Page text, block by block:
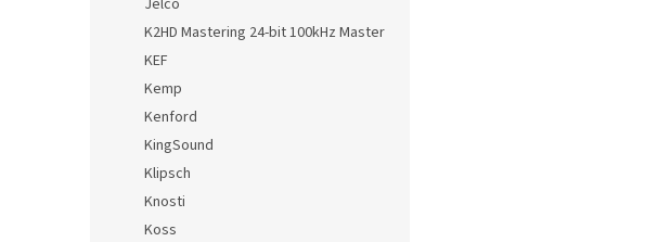
K2HD Mastering 24-bit 100kHz Master
KEF
Kemp
Kenford
KingSound
Klipsch
Knosti
Koss